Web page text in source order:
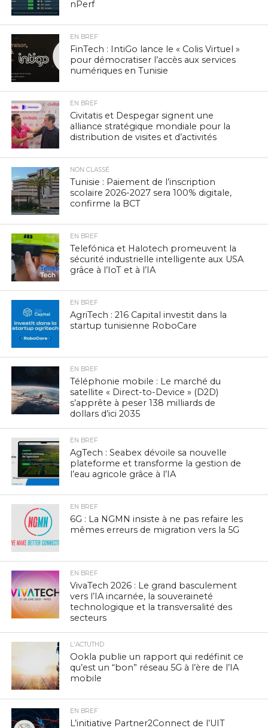
nPerf
EN BREF
FinTech : IntiGo lance le « Colis Virtuel »
pour démocratiser l’accès aux services
numériques en Tunisie
EN BREF
Civitatis et Despegar signent une
alliance stratégique mondiale pour la
distribution de visites et d’activités
NON CLASSÉ
Tunisie : Paiement de l’inscription
scolaire 2026-2027 sera 100% digitale,
confirme la BCT
EN BREF
Telefónica et Halotech promeuvent la
sécurité industrielle intelligente aux USA
grâce à l’IoT et à l’IA
EN BREF
AgriTech : 216 Capital investit dans la
startup tunisienne RoboCare
EN BREF
Téléphonie mobile : Le marché du
satellite « Direct-to-Device » (D2D)
s’apprête à peser 138 milliards de
dollars d’ici 2035
EN BREF
AgTech : Seabex dévoile sa nouvelle
plateforme et transforme la gestion de
l’eau agricole grâce à l’IA
EN BREF
6G : La NGMN insiste à ne pas refaire les
mêmes erreurs de migration vers la 5G
EN BREF
VivaTech 2026 : Le grand basculement
vers l’IA incarnée, la souveraineté
technologique et la transversalité des
secteurs
L'ACTUTHD
Ookla publie un rapport qui redéfinit ce
qu’est un “bon” réseau 5G à l’ère de l’IA
mobile
EN BREF
L’initiative Partner2Connect de l’UIT